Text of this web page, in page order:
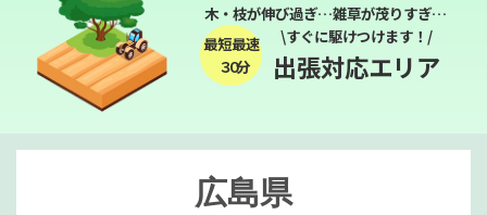
木・枝が伸び過ぎ…雑草が茂りすぎ…
最短最速
３０分
\すぐに駆けつけます！/
出張対応エリア
広島県